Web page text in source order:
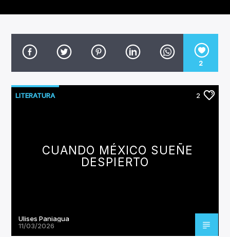
ARTISTA
Invencible Radio
2
LITERATURA 2
CUANDO MÉXICO SUEÑE
DESPIERTO
Ulises Paniagua
11/03/2026